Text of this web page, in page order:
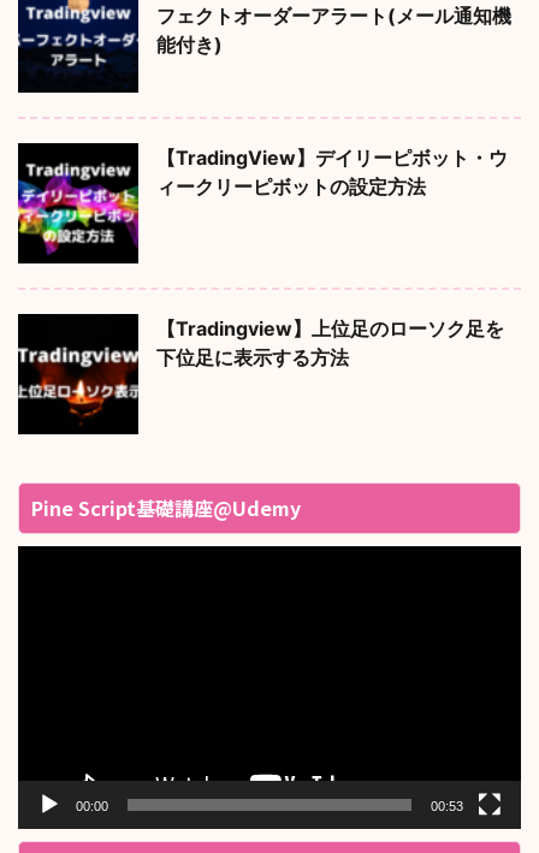
フェクトオーダーアラート(メール通知機
能付き)
【TradingView】デイリーピボット・ウ
ィークリーピボットの設定方法
【Tradingview】上位足のローソク足を
下位足に表示する方法
Pine Script基礎講座@Udemy
00:00 00:53